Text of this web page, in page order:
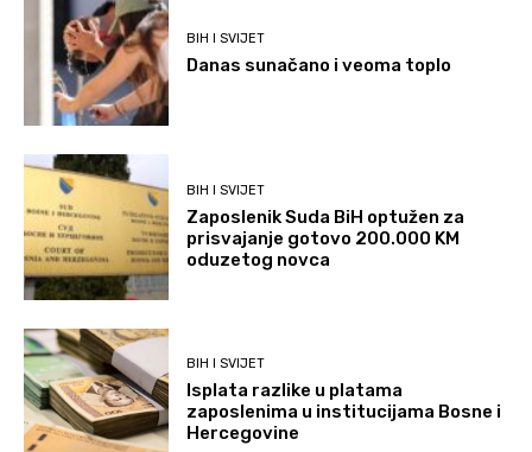
BIH I SVIJET
Danas sunačano i veoma toplo
BIH I SVIJET
Zaposlenik Suda BiH optužen za
prisvajanje gotovo 200.000 KM
oduzetog novca
BIH I SVIJET
Isplata razlike u platama
zaposlenima u institucijama Bosne i
Hercegovine